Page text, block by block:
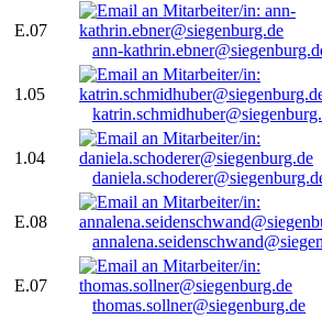
E.07
ann-
1.05
1.04
E.08
E.07
thomas.sollner@siegenburg.de